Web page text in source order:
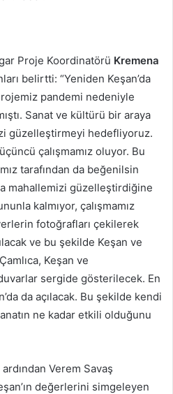
Proje Koordinatörü Kremena
belirtti: “Yeniden Keşan’da
pandemi nedeniyle
Sanat ve kültürü bir araya
güzelleştirmeyi hedefliyoruz.
çalışmamız oluyor. Bu
tarafından da beğenilsin
mahallemizi güzelleştirdiğine
kalmıyor, çalışmamız
fotoğrafları çekilerek
ve bu şekilde Keşan ve
Keşan ve
sergide gösterilecek. En
da açılacak. Bu şekilde kendi
ne kadar etkili olduğunu
Verem Savaş
değerlerini simgeleyen